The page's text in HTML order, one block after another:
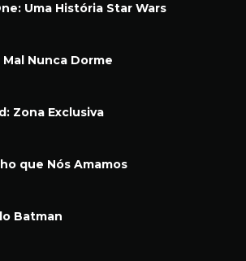
Uma História Star Wars
Mal Nunca Dorme
Zona Exclusiva
que Nós Amamos
Batman